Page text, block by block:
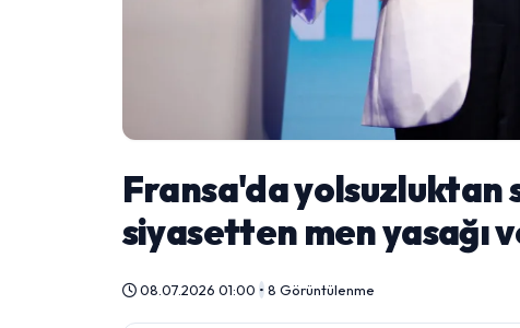
Fransa'da yolsuzluktan
siyasetten men yasağı
08.07.2026 01:00 • 8 Görüntülenme